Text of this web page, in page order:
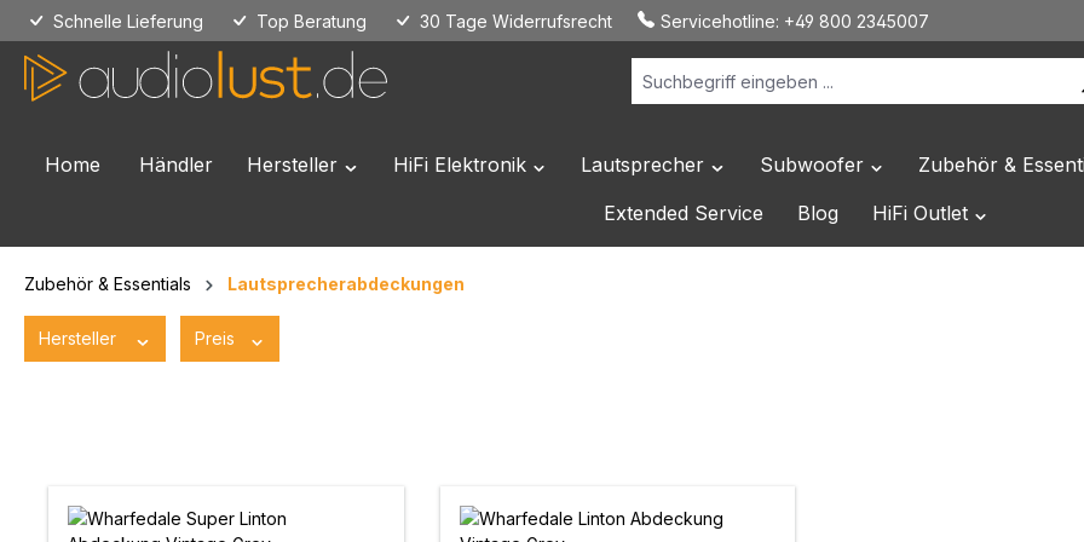
Hauptinhalt springen
Zur Suche springen
Zur Hauptnavigation springen
Schnelle Lieferung Top Beratung 30 Tage Widerrufsrecht Servicehotline: +49 800 2345007
Home Händler Hersteller Öffne oder Schließe das Dropdown der Kategorie Hersteller
HiFi Elektronik Öffne oder Schließe das Dropdown der Kategorie HiFi Elektronik
Lautsprecher Öffne oder Schließe das Dropdown der
Subwoofer Öffne oder Schließe das
Zubehör &
Extended Service Blog HiFi Outlet Öffne oder
Zubehör & Essentials Lautsprecherabdeckungen
Hersteller Preis